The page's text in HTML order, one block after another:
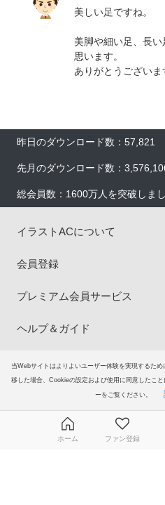
当Webサイトはよりよいユーザー体験を実現するた
移した場合、Cookieの設定および使用に同意したこ
ーをご覧ください。
美しい足ですね。
美脚や細い足、長
思います。
ありがとうございま
昨日のダウンロード数：57,821
先月のダウンロード数：
総会員数：1600万人を突破しま
イラストACについて
会員登録
プレミアム会員サービス
ヘルプ＆ガイド
グループサイト
© 2006-2026
ホーム ファン登録